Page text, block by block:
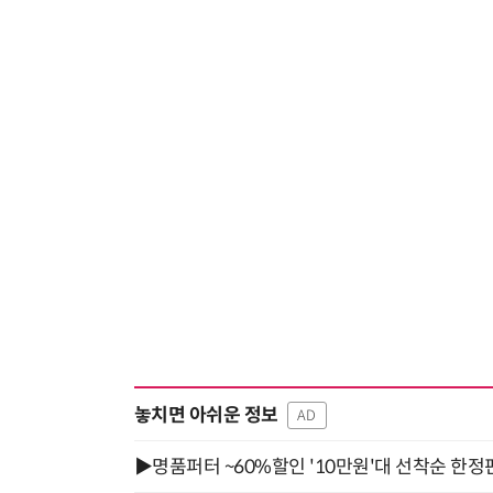
놓치면 아쉬운 정보 AD
▶명품퍼터 ~60%할인 '10만원'대 선착순 한정